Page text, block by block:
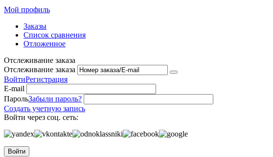
Мой профиль
Заказы
Список сравнения
Отложенное
Отслеживание заказа
Отслеживание заказа
ВойтиРегистрация
E-mail
ПарольЗабыли пароль?
Создать учетную запись
Войти через соц. сеть:
Войти